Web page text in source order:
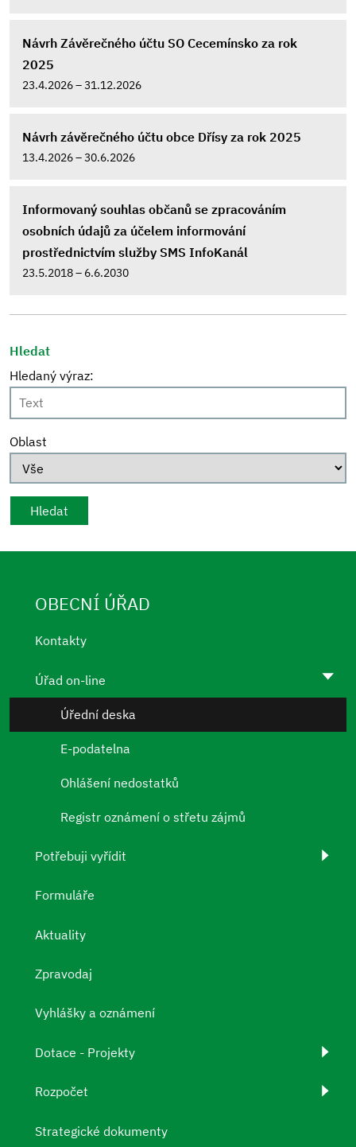
Návrh Závěrečného účtu SO Cecemínsko za rok
2025
23.4.2026 – 31.12.2026
Návrh závěrečného účtu obce Dřísy za rok 2025
13.4.2026 – 30.6.2026
Informovaný souhlas občanů se zpracováním
osobních údajů za účelem informování
prostřednictvím služby SMS InfoKanál
23.5.2018 – 6.6.2030
Hledat
Hledaný výraz:
Oblast
OBECNÍ ÚŘAD
Kontakty
Úřad on-line
Úřední deska
E-podatelna
Ohlášení nedostatků
Registr oznámení o střetu zájmů
Potřebuji vyřídit
Formuláře
Aktuality
Zpravodaj
Vyhlášky a oznámení
Dotace - Projekty
Rozpočet
Strategické dokumenty